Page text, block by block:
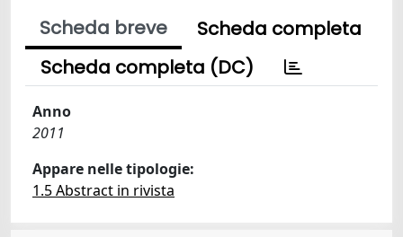
Scheda breve
Scheda completa
Scheda completa (DC)
Anno
2011
Appare nelle tipologie:
1.5 Abstract in rivista